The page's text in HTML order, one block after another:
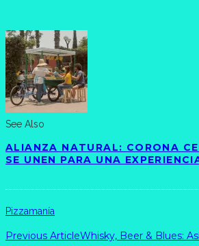
See Also
ALIANZA NATURAL: CORONA
SE UNEN PARA UNA
Pizzamanía
Previous ArticleWhisky, Beer & Blues: